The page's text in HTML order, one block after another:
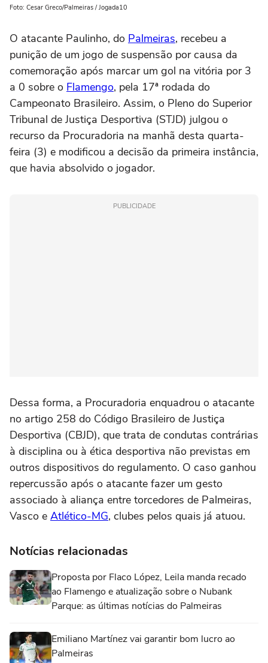
Foto: Cesar Greco/Palmeiras / Jogada10
O atacante Paulinho, do Palmeiras, recebeu a
punição de um jogo de suspensão por causa da
comemoração após marcar um gol na vitória por 3
a 0 sobre o Flamengo, pela 17ª rodada do
Campeonato Brasileiro. Assim, o Pleno do Superior
Tribunal de Justiça Desportiva (STJD) julgou o
recurso da Procuradoria na manhã desta quarta-
feira (3) e modificou a decisão da primeira instância,
que havia absolvido o jogador.
PUBLICIDADE
Dessa forma, a Procuradoria enquadrou o atacante
no artigo 258 do Código Brasileiro de Justiça
Desportiva (CBJD), que trata de condutas contrárias
à disciplina ou à ética desportiva não previstas em
outros dispositivos do regulamento. O caso ganhou
repercussão após o atacante fazer um gesto
associado à aliança entre torcedores de Palmeiras,
Vasco e Atlético-MG, clubes pelos quais já atuou.
Notícias relacionadas
Proposta por Flaco López, Leila manda recado
ao Flamengo e atualização sobre o Nubank
Parque: as últimas notícias do Palmeiras
Emiliano Martínez vai garantir bom lucro ao
Palmeiras